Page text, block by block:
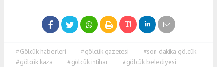
#Gölcük haberleri #gölcük gazetesi
#son dakika gölcük
#gölcük kaza
#gölcük intihar
#gölcük belediyesi